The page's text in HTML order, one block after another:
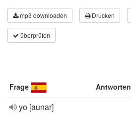
mp3 downloaden Drucken
überprüfen
Frage Antworten
yo [aunar]